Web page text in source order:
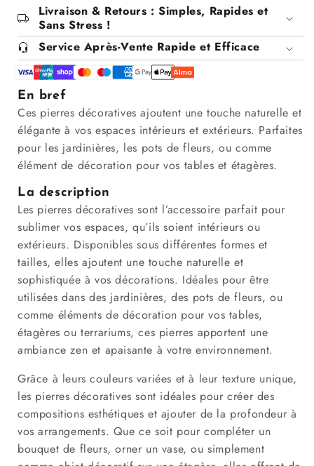
Livraison & Retours : Simples, Rapides et
Sans Stress !
Service Après-Vente Rapide et Efficace
En bref
Ces pierres décoratives ajoutent une touche naturelle et
élégante à vos espaces intérieurs et extérieurs. Parfaites
pour les jardinières, les pots de fleurs, ou comme
élément de décoration pour vos tables et étagères.
La description
Les pierres décoratives sont l’accessoire parfait pour
sublimer vos espaces, qu’ils soient intérieurs ou
extérieurs. Disponibles sous différentes formes et
tailles, elles ajoutent une touche naturelle et
sophistiquée à vos décorations. Idéales pour être
utilisées dans des jardinières, des pots de fleurs, ou
comme éléments de décoration pour vos tables,
étagères ou terrariums, ces pierres apportent une
ambiance zen et apaisante à votre environnement.
Grâce à leurs couleurs variées et à leur texture unique,
les pierres décoratives sont idéales pour créer des
compositions esthétiques et ajouter de la profondeur à
vos arrangements. Que ce soit pour compléter un
bouquet de fleurs, orner un vase, ou simplement